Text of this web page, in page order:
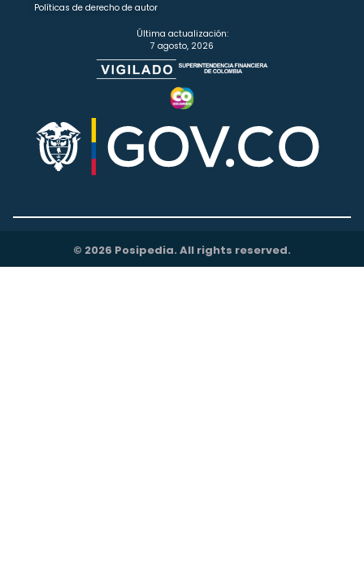
Políticas de derecho de autor
Última actualización:
7 agosto, 2026
© 2026 Posipedia. All rights reserved.